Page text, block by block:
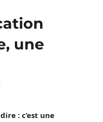
une
: c’est une